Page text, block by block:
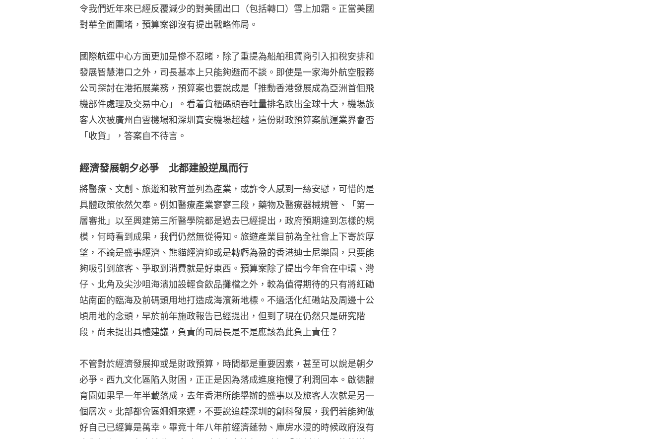
令我們近年來已經反覆減少的對美國出口（包括轉口）雪上加霜。正當美國
對華全面圍堵，預算案卻沒有提出戰略佈局。
國際航運中心方面更加是慘不忍睹，除了重提為船舶租賃商引入扣稅安排和
發展智慧港口之外，司長基本上只能夠避而不談。即使是一家海外航空服務
公司探討在港拓展業務，預算案也要說成是「推動香港發展成為亞洲首個飛
機部件處理及交易中心」。看着貨櫃碼頭吞吐量排名跌出全球十大，機場旅
客人次被廣州白雲機場和深圳寶安機場超越，這份財政預算案航運業界會否
「收貨」，答案自不待言。
經濟發展朝夕必爭 北都建設逆風而行
將醫療、文創、旅遊和教育並列為產業，或許令人感到一絲安慰，可惜的是
具體政策依然欠奉。例如醫療產業寥寥三段，藥物及醫療器械規管、「第一
層審批」以至興建第三所醫學院都是過去已經提出，政府預期達到怎樣的規
模，何時看到成果，我們仍然無從得知。旅遊產業目前為全社會上下寄於厚
望，不論是盛事經濟、熊貓經濟抑或是轉虧為盈的香港迪士尼樂園，只要能
夠吸引到旅客、爭取到消費就是好東西。預算案除了提出今年會在中環、灣
仔、北角及尖沙咀海濱加設輕食飲品攤檔之外，較為值得期待的只有將紅磡
站南面的臨海及前碼頭用地打造成海濱新地標。不過活化紅磡站及周邊十公
頃用地的念頭，早於前年施政報告已經提出，但到了現在仍然只是研究階
段，尚未提出具體建議，負責的司局長是不是應該為此負上責任？
不管對於經濟發展抑或是財政預算，時間都是重要因素，甚至可以說是朝夕
必爭。西九文化區陷入財困，正正是因為落成進度拖慢了利潤回本。啟德體
育園如果早一年半載落成，去年香港所能舉辦的盛事以及旅客人次就是另一
個層次。北部都會區姍姍來遲，不要說追趕深圳的創科發展，我們若能夠做
好自己已經算是萬幸。畢竟十年八年前經濟蓬勃、庫房水浸的時候政府沒有